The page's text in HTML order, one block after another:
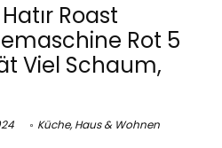
Roast
Rot 5
Viel Schaum,
Küche, Haus & Wohnen